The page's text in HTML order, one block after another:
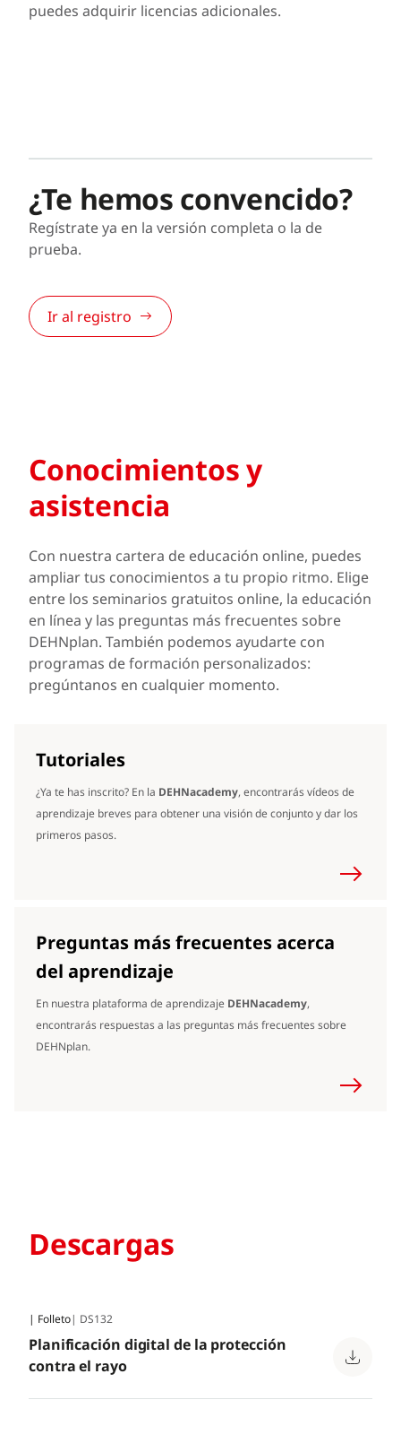
puedes adquirir licencias adicionales.
¿Te hemos convencido?
Regístrate ya en la versión completa o la de
prueba.
Ir al registro
Conocimientos y
asistencia
Con nuestra cartera de educación online, puedes
ampliar tus conocimientos a tu propio ritmo. Elige
entre los seminarios gratuitos online, la educación
en línea y las preguntas más frecuentes sobre
DEHNplan. También podemos ayudarte con
programas de formación personalizados:
pregúntanos en cualquier momento.
Tutoriales
¿Ya te has inscrito? En la DEHNacademy, encontrarás vídeos de
aprendizaje breves para obtener una visión de conjunto y dar los
primeros pasos.
Preguntas más frecuentes acerca
del aprendizaje
En nuestra plataforma de aprendizaje DEHNacademy,
encontrarás respuestas a las preguntas más frecuentes sobre
DEHNplan.
Descargas
| Folleto| DS132
Planificación digital de la protección
contra el rayo